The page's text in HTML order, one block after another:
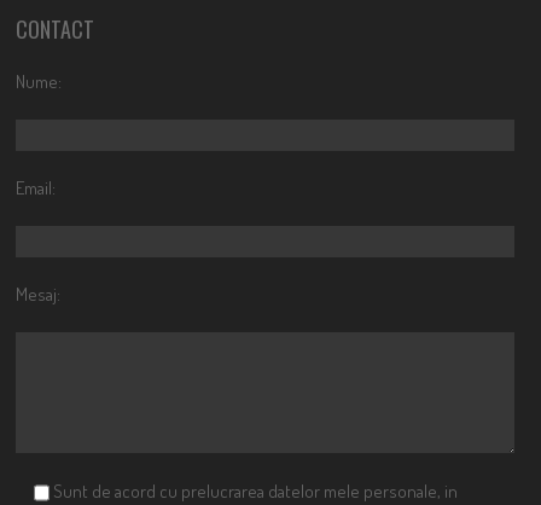
CONTACT
Nume:
Email:
Mesaj:
Sunt de acord cu prelucrarea datelor mele personale, in